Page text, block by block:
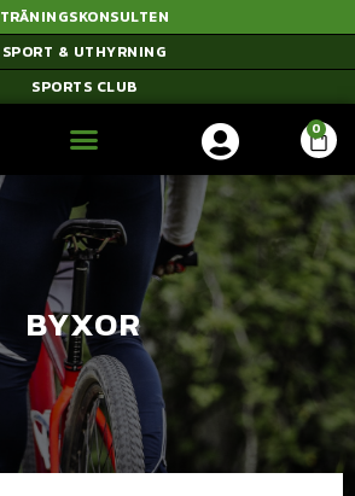
TRÄNINGSKONSULTEN
SPORT & UTHYRNING
SPORTS CLUB
BYXOR